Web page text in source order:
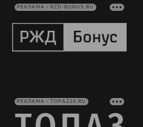
РЕКЛАМА • RZD-BONUS.RU
РЕКЛАМА • TOPAZ24.RU